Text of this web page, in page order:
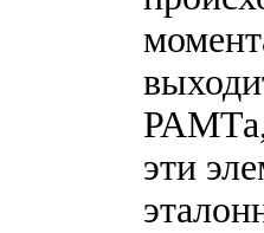
РАМТа,
эти